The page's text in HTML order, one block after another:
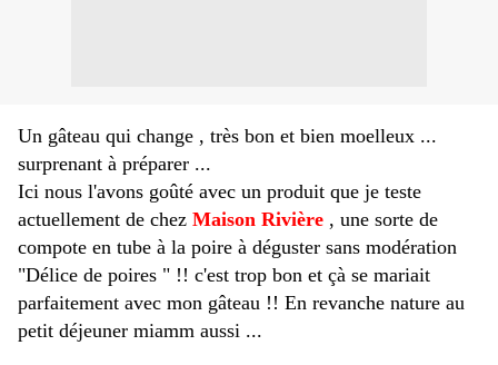
Un gâteau qui change , très bon et bien moelleux ...
surprenant à préparer ...
Ici nous l'avons goûté avec un produit que je teste
actuellement de chez Maison Rivière , une sorte de
compote en tube à la poire à déguster sans modération
"Délice de poires " !! c'est trop bon et çà se mariait
parfaitement avec mon gâteau !! En revanche nature au
petit déjeuner miamm aussi ...